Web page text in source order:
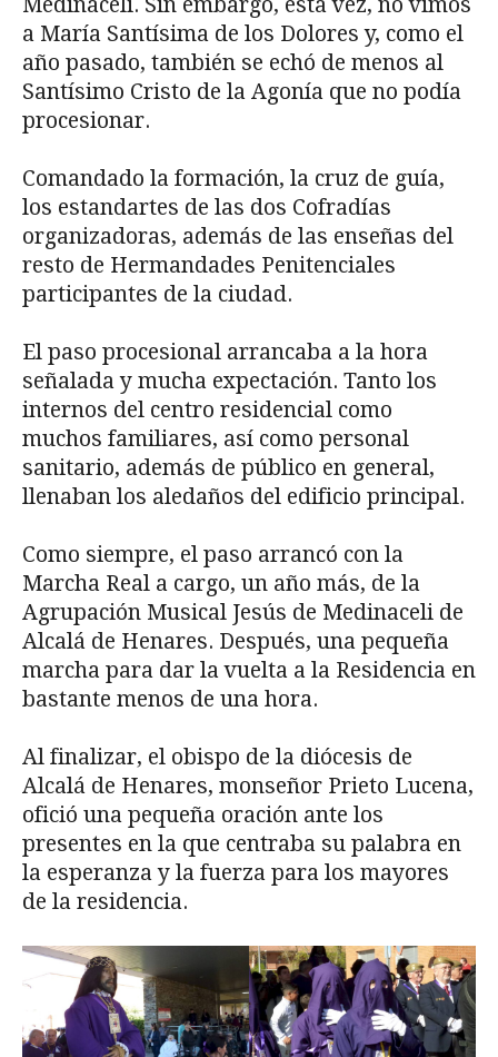
a María Santísima de los Dolores y, como el
año pasado, también se echó de menos al
Santísimo Cristo de la Agonía que no podía
procesionar.
Comandado la formación, la cruz de guía,
los estandartes de las dos Cofradías
organizadoras, además de las enseñas del
resto de Hermandades Penitenciales
participantes de la ciudad.
El paso procesional arrancaba a la hora
señalada y mucha expectación. Tanto los
internos del centro residencial como
muchos familiares, así como personal
sanitario, además de público en general,
llenaban los aledaños del edificio principal.
Como siempre, el paso arrancó con la
Marcha Real a cargo, un año más, de la
Agrupación Musical Jesús de Medinaceli de
Alcalá de Henares. Después, una pequeña
marcha para dar la vuelta a la Residencia en
bastante menos de una hora.
Al finalizar, el obispo de la diócesis de
Alcalá de Henares, monseñor Prieto Lucena,
ofició una pequeña oración ante los
presentes en la que centraba su palabra en
la esperanza y la fuerza para los mayores
de la residencia.